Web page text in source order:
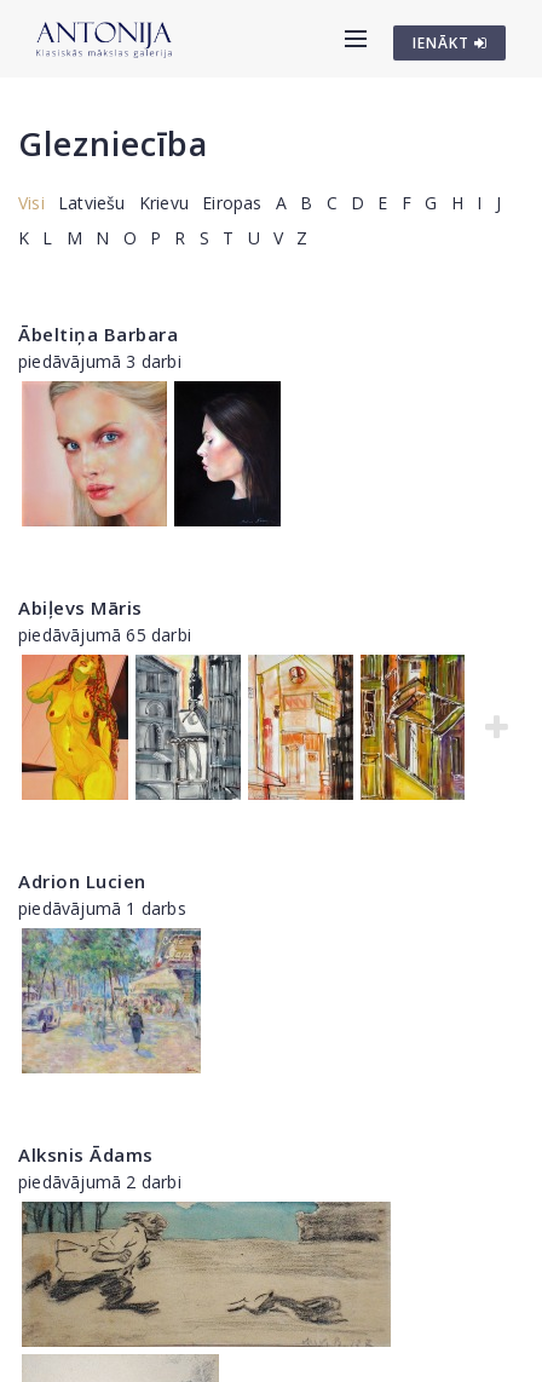
IENĀKT
Glezniecība
Visi Latviešu Krievu Eiropas A B C D E F G H I
J
K
L M N O P R S T U V Z
Ābeltiņa Barbara
piedāvājumā 3 darbi
Abiļevs Māris
piedāvājumā 65 darbi
Adrion Lucien
piedāvājumā 1 darbs
Alksnis Ādams
piedāvājumā 2 darbi